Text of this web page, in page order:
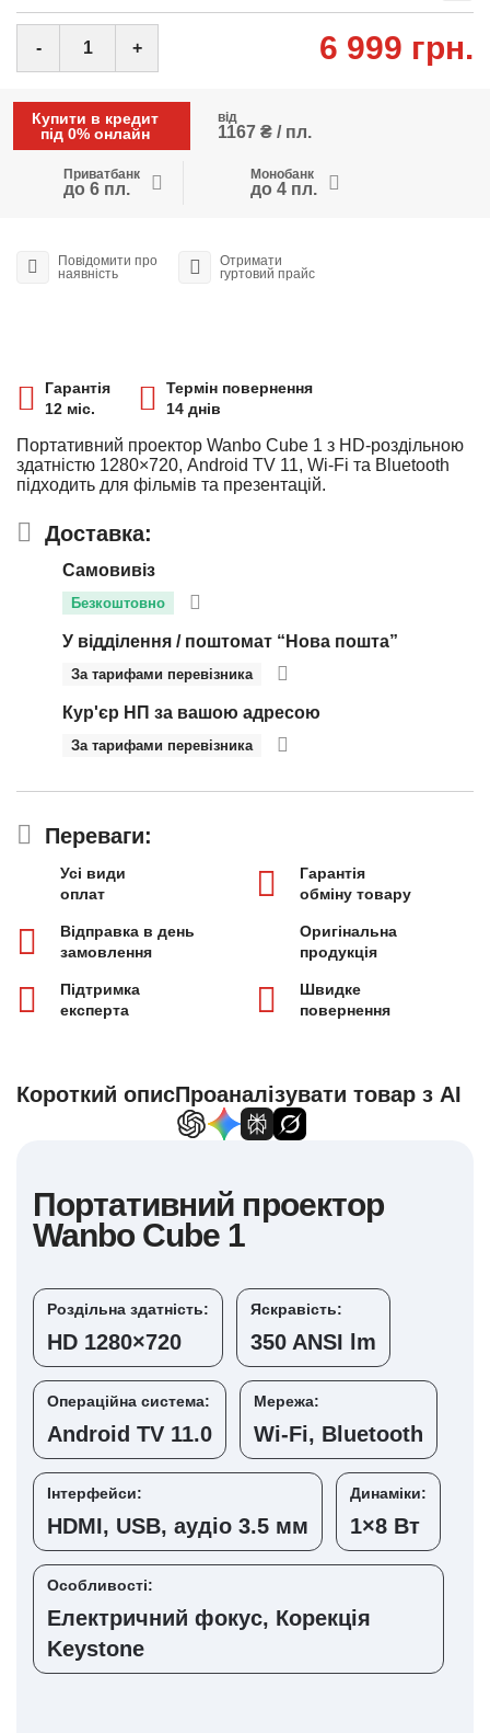
6 999 грн.
- +
Купити в кредит
під 0% онлайн
від
1167 ₴ / пл.
Приватбанк
до 6 пл.
Монобанк
до 4 пл.
Повідомити про
наявність
Отримати
гуртовий прайс
Гарантія
12 міс.
Термін повернення
14 днів
Портативний проектор Wanbo Cube 1 з HD-роздільною
здатністю 1280×720, Android TV 11, Wi-Fi та Bluetooth
підходить для фільмів та презентацій.
Доставка:
Самовивіз
Безкоштовно
У відділення / поштомат “Нова пошта”
За тарифами перевізника
Кур'єр НП за вашою адресою
За тарифами перевізника
Переваги:
Усі види
оплат
Гарантія
обміну товару
Відправка в день
замовлення
Оригінальна
продукція
Підтримка
експерта
Швидке
повернення
Короткий описПроаналізувати товар з AI
Портативний проектор
Wanbo Cube 1
Роздільна здатність:
HD 1280×720
Яскравість:
350 ANSI lm
Операційна система:
Android TV 11.0
Мережа:
Wi-Fi, Bluetooth
Інтерфейси:
HDMI, USB, аудіо 3.5 мм
Динаміки:
1×8 Вт
Особливості:
Електричний фокус, Корекція
Keystone